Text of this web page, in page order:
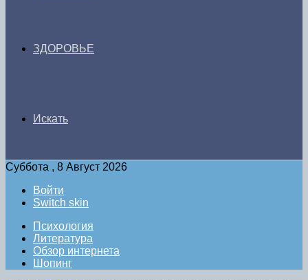
ЗДОРОВЬЕ
Искать
Суббота , 8 Август 2026
Войти
Switch skin
Психология
Литература
Обзор интернета
Шопинг